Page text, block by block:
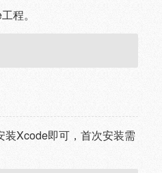
程。
装Xcode即可，首次安装需